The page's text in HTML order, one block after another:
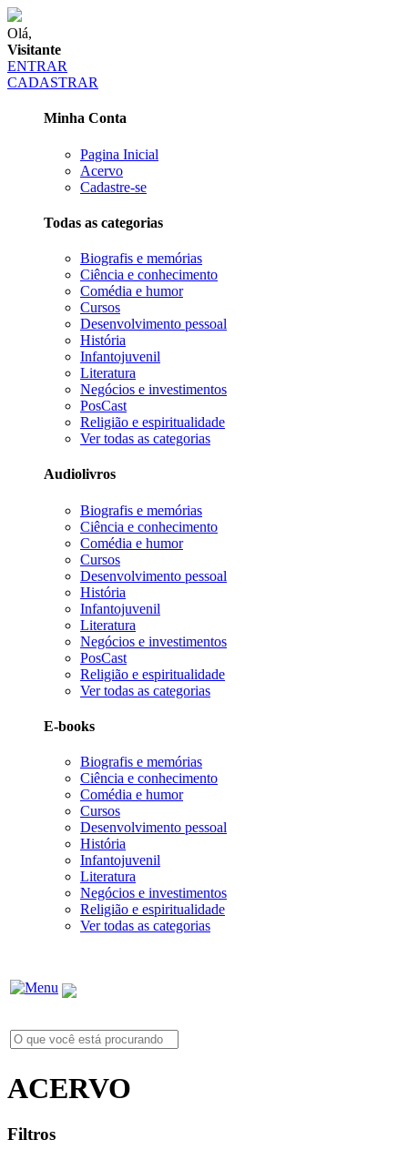
Olá,
Visitante
ENTRAR
CADASTRAR
Minha Conta
Pagina Inicial
Acervo
Cadastre-se
Todas as categorias
Biografis e memórias
Ciência e conhecimento
Comédia e humor
Cursos
Desenvolvimento pessoal
História
Infantojuvenil
Literatura
Negócios e investimentos
PosCast
Religião e espiritualidade
Ver todas as categorias
Audiolivros
Biografis e memórias
Ciência e conhecimento
Comédia e humor
Cursos
Desenvolvimento pessoal
História
Infantojuvenil
Literatura
Negócios e investimentos
PosCast
Religião e espiritualidade
Ver todas as categorias
E-books
Biografis e memórias
Ciência e conhecimento
Comédia e humor
Cursos
Desenvolvimento pessoal
História
Infantojuvenil
Literatura
Negócios e investimentos
Religião e espiritualidade
Ver todas as categorias
ACERVO
Filtros